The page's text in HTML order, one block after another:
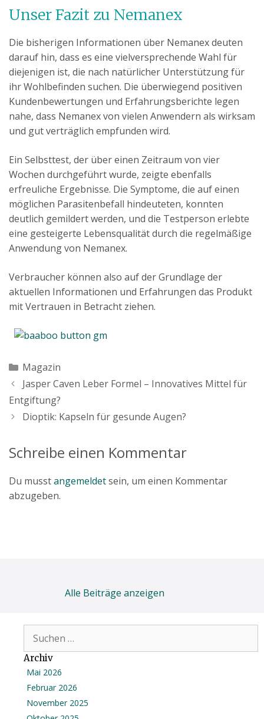
Unser Fazit zu Nemanex
Die bisherigen Informationen über Nemanex deuten
darauf hin, dass es eine vielversprechende Wahl für
diejenigen ist, die nach natürlicher Unterstützung für
ihr Wohlbefinden suchen. Die überwiegend positiven
Kundenbewertungen und Erfahrungsberichte legen
nahe, dass Nemanex von vielen Anwendern als wirksam
und gut verträglich empfunden wird.
Ein Selbsttest, der über einen Zeitraum von vier
Wochen durchgeführt wurde, zeigte ebenfalls
erfreuliche Ergebnisse. Die Symptome, die auf einen
möglichen Parasitenbefall hindeuteten, konnten
deutlich gemildert werden, und die Testperson erlebte
eine gesteigerte Lebensqualität durch die regelmäßige
Anwendung von Nemanex.
Verbraucher können also auf der Grundlage der
aktuellen Informationen und Erfahrungen das Produkt
mit Vertrauen in Betracht ziehen.
Kategorien
Magazin
Jasper Caven Leber Formel – Innovatives Mittel für
Entgiftung?
Dioptik: Kapseln für gesunde Augen?
Schreibe einen Kommentar
Du musstangemeldetsein, um einen Kommentar
abzugeben.
Alle Beiträge anzeigen
nach:
Archiv
Mai 2026
Februar 2026
November 2025